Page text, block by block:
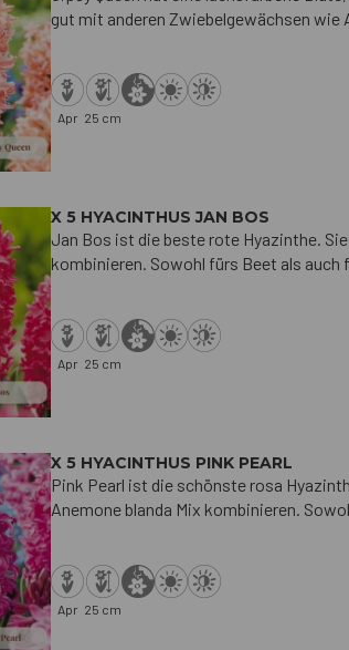
gut mit anderen Zwiebelgewächsen wie
Apr 25 cm
X 5 HYACINTHUS JAN BOS
Jan Bos ist die beste rote Hyazinthe.
kombinieren. Sowohl fürs Beet als auch
Apr 25 cm
X 5 HYACINTHUS PINK PEARL
Pink Pearl ist die schönste rosa
Anemone blanda Mix kombinieren.
Apr 25 cm